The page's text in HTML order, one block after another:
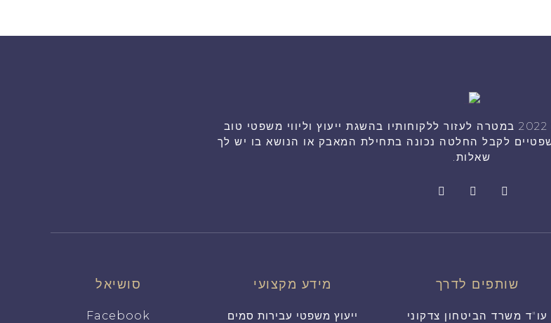
היועץ המשפטי שלך הוקם בשנת 2022 במטרה לעזור ללקוחותיו בהשגת ייעוץ וליווי משפטי טוב
לקבל החלטה נכונה בתחילת המאבק או הנושא בו יש לך
שאלות.
שותפים לדרך
עו"ד משרד הביטחון צדקוני
מידע מקצועי
ייעוץ משפטי עבירות סמים
סושיאל
Facebook